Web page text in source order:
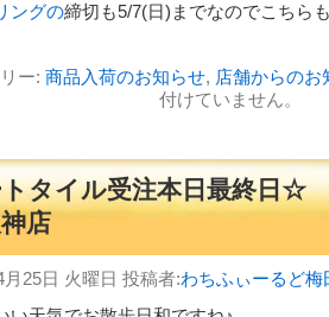
ングの締切も5/7(日)までなのでこちら
ー: 商品入荷のお知らせ, 店舗からのお
付けていません。
タイル受注本日最終日☆
店
月25日 火曜日 投稿者:わちふぃーるど梅